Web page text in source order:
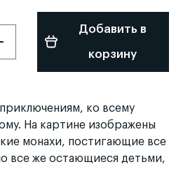
Добавить в
корзину
ко всему
На картине изображены
монахи, постигающие все
все же остающиеся детьми,